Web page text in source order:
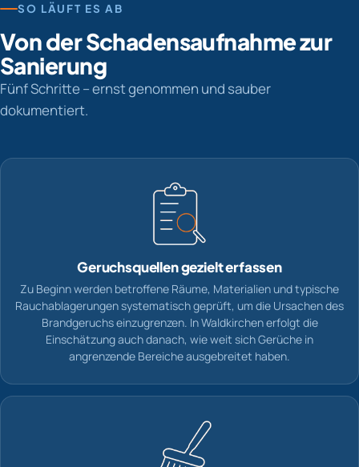
SO LÄUFT ES AB
Von der Schadensaufnahme zur
Sanierung
Fünf Schritte – ernst genommen und sauber
dokumentiert.
Geruchsquellen gezielt erfassen
Zu Beginn werden betroffene Räume, Materialien und typische
Rauchablagerungen systematisch geprüft, um die Ursachen des
Brandgeruchs einzugrenzen. In Waldkirchen erfolgt die
Einschätzung auch danach, wie weit sich Gerüche in
angrenzende Bereiche ausgebreitet haben.